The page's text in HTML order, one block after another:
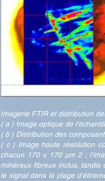
Imagerie FTIR et distribution
( a ) Image optique de
( b ) Distribution des
( c ) Image haute résolution
chacun 170 × 170 μm 2 ;
minéraux fibreux inclus,
le signal dans la plage